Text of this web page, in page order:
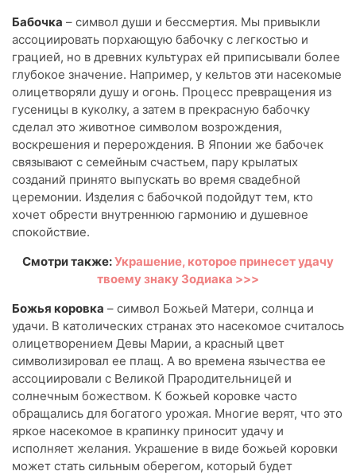
Бабочка – символ души и бессмертия. Мы привыкли
ассоциировать порхающую бабочку с легкостью и
грацией, но в древних культурах ей приписывали более
глубокое значение. Например, у кельтов эти насекомые
олицетворяли душу и огонь. Процесс превращения из
гусеницы в куколку, а затем в прекрасную бабочку
сделал это животное символом возрождения,
воскрешения и перерождения. В Японии же бабочек
связывают с семейным счастьем, пару крылатых
созданий принято выпускать во время свадебной
церемонии. Изделия с бабочкой подойдут тем, кто
хочет обрести внутреннюю гармонию и душевное
спокойствие.
Смотри также:Украшение, которое принесет удачу
твоему знаку Зодиака >>>
Божья коровка – символ Божьей Матери, солнца и
удачи. В католических странах это насекомое считалось
олицетворением Девы Марии, а красный цвет
символизировал ее плащ. А во времена язычества ее
ассоциировали с Великой Прародительницей и
солнечным божеством. К божьей коровке часто
обращались для богатого урожая. Многие верят, что это
яркое насекомое в крапинку приносит удачу и
исполняет желания. Украшение в виде божьей коровки
может стать сильным оберегом, который будет